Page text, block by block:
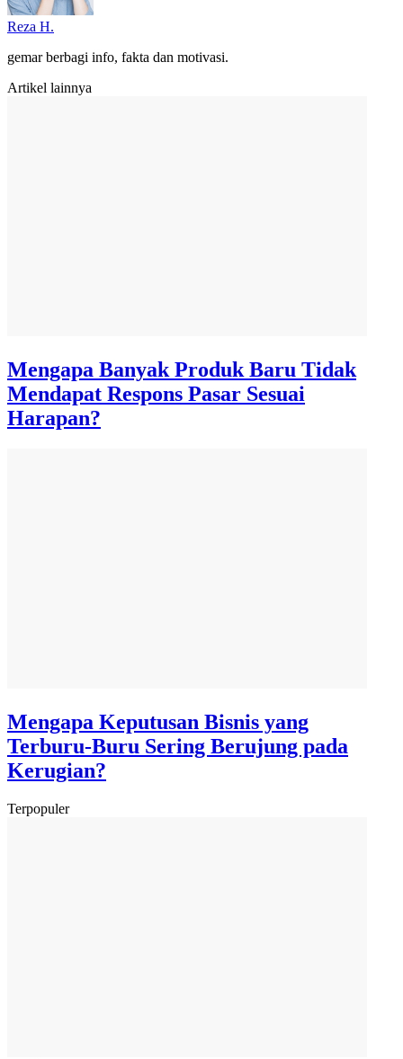
Reza H.
gemar berbagi info, fakta dan motivasi.
Artikel lainnya
Mengapa Banyak Produk Baru Tidak
Mendapat Respons Pasar Sesuai
Harapan?
Mengapa Keputusan Bisnis yang
Terburu-Buru Sering Berujung pada
Kerugian?
Terpopuler